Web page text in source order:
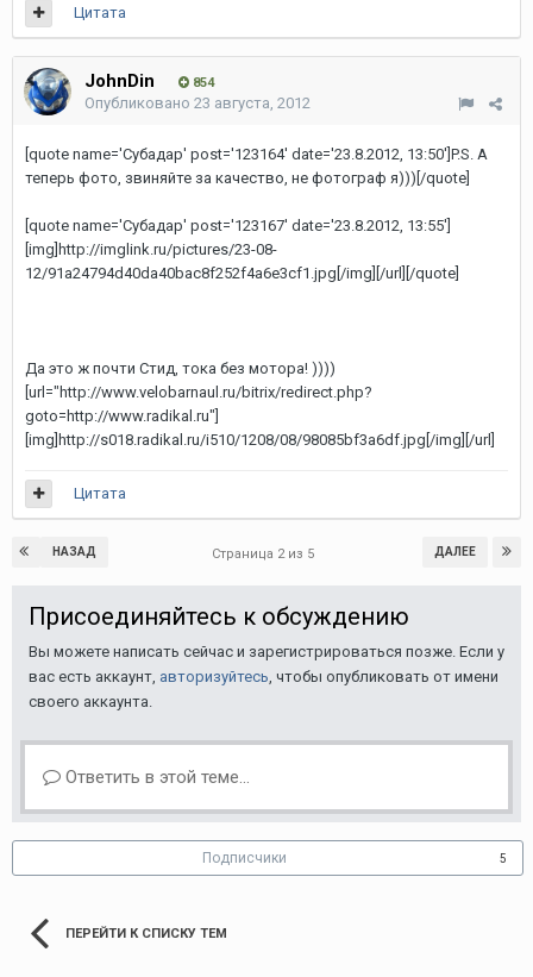
Цитата
JohnDin 854
Опубликовано 23 августа, 2012
[quote name='Субадаp' post='123164' date='23.8.2012, 13:50']P.S. А
теперь фото, звиняйте за качество, не фотограф я)))[/quote]
[quote name='Субадаp' post='123167' date='23.8.2012, 13:55']
[img]http://imglink.ru/pictures/23-08-
12/91a24794d40da40bac8f252f4a6e3cf1.jpg[/img][/url][/quote]
Да это ж почти Стид, тока без мотора! ))))
[url="http://www.velobarnaul.ru/bitrix/redirect.php?
goto=http://www.radikal.ru"]
[img]http://s018.radikal.ru/i510/1208/08/98085bf3a6df.jpg[/img][/url]
Цитата
НАЗАД ДАЛЕЕ
Страница 2 из 5
Присоединяйтесь к обсуждению
Вы можете написать сейчас и зарегистрироваться позже. Если у
вас есть аккаунт, авторизуйтесь, чтобы опубликовать от имени
своего аккаунта.
Ответить в этой теме...
Подписчики 5
ПЕРЕЙТИ К СПИСКУ ТЕМ